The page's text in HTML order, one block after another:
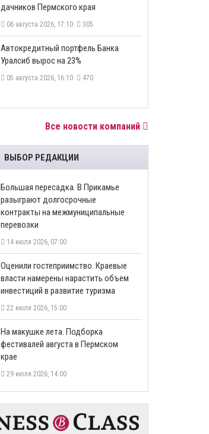
дачников Пермского края
06 августа 2026, 17:10 305
​Автокредитный портфель Банка
Уралсиб вырос на 23%
05 августа 2026, 16:10 470
Все новости компаний
ВЫБОР РЕДАКЦИИ
Большая пересадка. В Прикамье
разыграют долгосрочные
контракты на межмуниципальные
перевозки
14 июля 2026, 07:00
Оценили гостеприимство. Краевые
власти намерены нарастить объем
инвестиций в развитие туризма
22 июля 2026, 15:00
На макушке лета. Подборка
фестивалей августа в Пермском
крае
29 июля 2026, 14:00